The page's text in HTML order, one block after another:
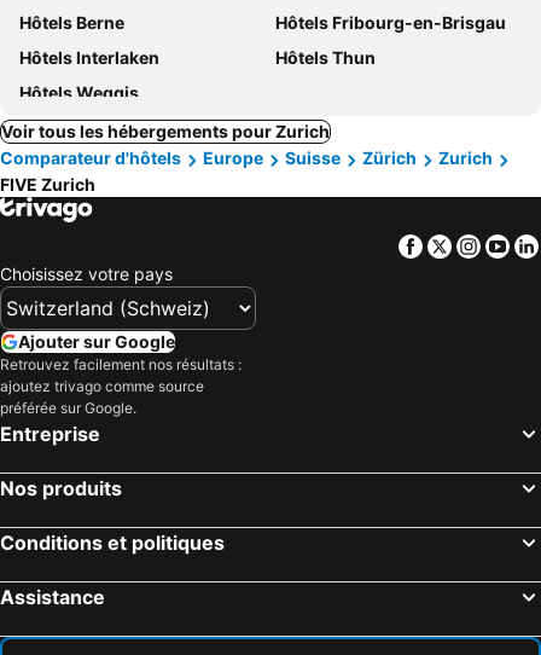
Hôtels Berne
Hôtels Fribourg-en-Brisgau
Hôtels Interlaken
Hôtels Thun
Hôtels Weggis
Voir tous les hébergements pour Zurich
Comparateur d'hôtels
Europe Suisse Zürich
Zurich
FIVE Zurich
Facebook
Twitter
Choisissez votre pays
Ajouter sur Google
Retrouvez facilement nos résultats :
ajoutez trivago comme source
préférée sur Google.
Entreprise
Nos produits
Conditions et politiques
Assistance